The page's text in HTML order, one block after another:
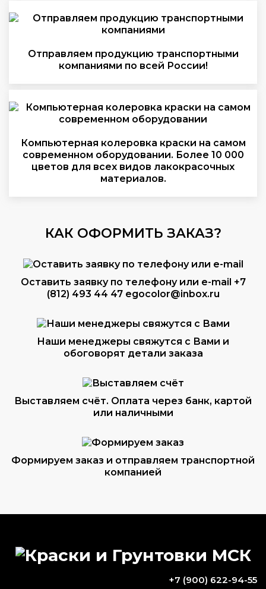
Отправляем продукцию транспортными
компаниями по всей России!
Компьютерная колеровка краски на самом
современном оборудовании. Более 10 000
цветов для всех видов лакокрасочных
материалов.
КАК ОФОРМИТЬ ЗАКАЗ?
Оставить заявку по телефону или e-mail +7
(812) 493 44 47 egocolor@inbox.ru
Наши менеджеры свяжутся с Вами и
обоговорят детали заказа
Выставляем счёт. Оплата через банк, картой
или наличными
Формируем заказ и отправляем транспортной
компанией
+7 (900) 622-94-55